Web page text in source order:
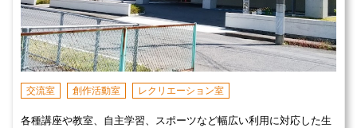
交流室 創作活動室 レクリエーション室
各種講座や教室、自主学習、スポーツなど幅広い利用に対応した生